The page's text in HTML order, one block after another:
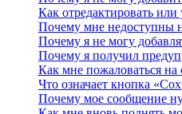
Как отредактировать или
Почему мне недоступны
Почему я не могу
Почему я получил
Как мне пожаловаться
Что означает кнопка
Почему мое сообщение